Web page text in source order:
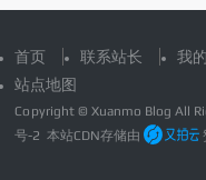
首页 联系站长 我
站点地图
Copyright © Xuanmo Blog All
号-2 本站CDN存储由